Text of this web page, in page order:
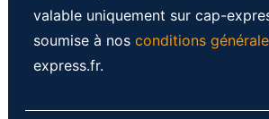
valable uniquement sur cap-
soumise à nos conditions
express.fr.